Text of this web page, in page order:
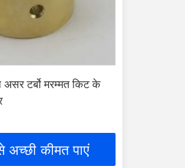
असर टर्बो मरम्मत किट के
अच्छी कीमत पाएं